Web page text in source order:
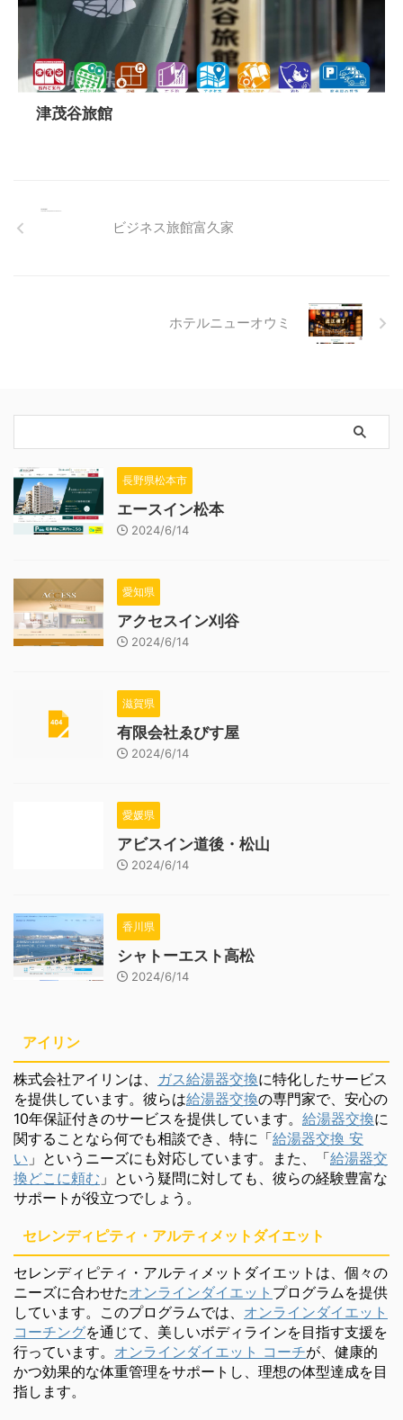
津茂谷旅館
ビジネス旅館富久家
ホテルニューオウミ
長野県松本市
エースイン松本
2024/6/14
愛知県
アクセスイン刈谷
2024/6/14
滋賀県
有限会社ゑびす屋
2024/6/14
愛媛県
アビスイン道後・松山
2024/6/14
香川県
シャトーエスト高松
2024/6/14
アイリン
株式会社アイリンは、 ガス給湯器交換に特化したサービス
を提供しています。彼らは給湯器交換の専門家で、安心の
10年保証付きのサービスを提供しています。 給湯器交換に
関することなら何でも相談でき、特に「給湯器交換 安
い 」というニーズにも対応しています。また、「給湯器交
換どこに頼む 」という疑問に対しても、彼らの経験豊富な
サポートが役立つでしょう。
セレンディピティ・アルティメットダイエット
セレンディピティ・アルティメットダイエットは、個々の
ニーズに合わせたオンラインダイエット プログラムを提供
しています。このプログラムでは、 オンラインダイエット
コーチングを通じて、美しいボディラインを目指す支援を
行っています。 オンラインダイエット コーチが、健康的
かつ効果的な体重管理をサポートし、理想の体型達成を目
指します。